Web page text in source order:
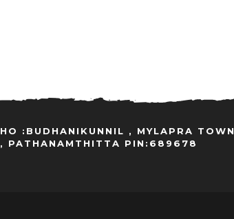
HO :BUDHANIKUNNIL , MYLAPRA TOWN
, PATHANAMTHITTA PIN:689678